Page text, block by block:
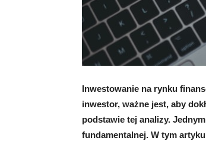
Inwestowanie na rynku
inwestor, ważne jest, aby
podstawie tej analizy.
fundamentalnej. W tym